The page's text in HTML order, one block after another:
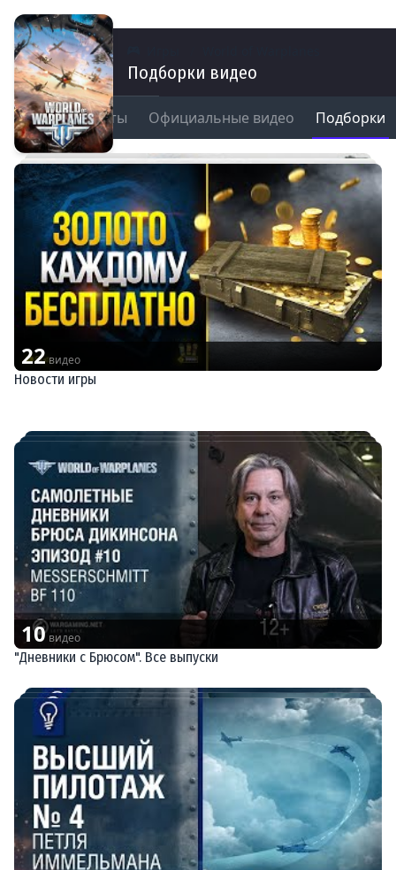
Подборки видео
Моменты Официальные видео Подборки
22видео
Новости игры
10 видео
"Дневники с Брюсом". Все выпуски